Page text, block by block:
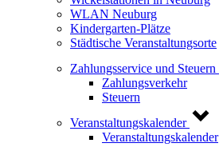
WLAN Neuburg
Kindergarten-Plätze
Städtische Veranstaltungsorte
Zahlungsservice und Steuern
Zahlungsverkehr
Steuern
Veranstaltungskalender
Veranstaltungskalender